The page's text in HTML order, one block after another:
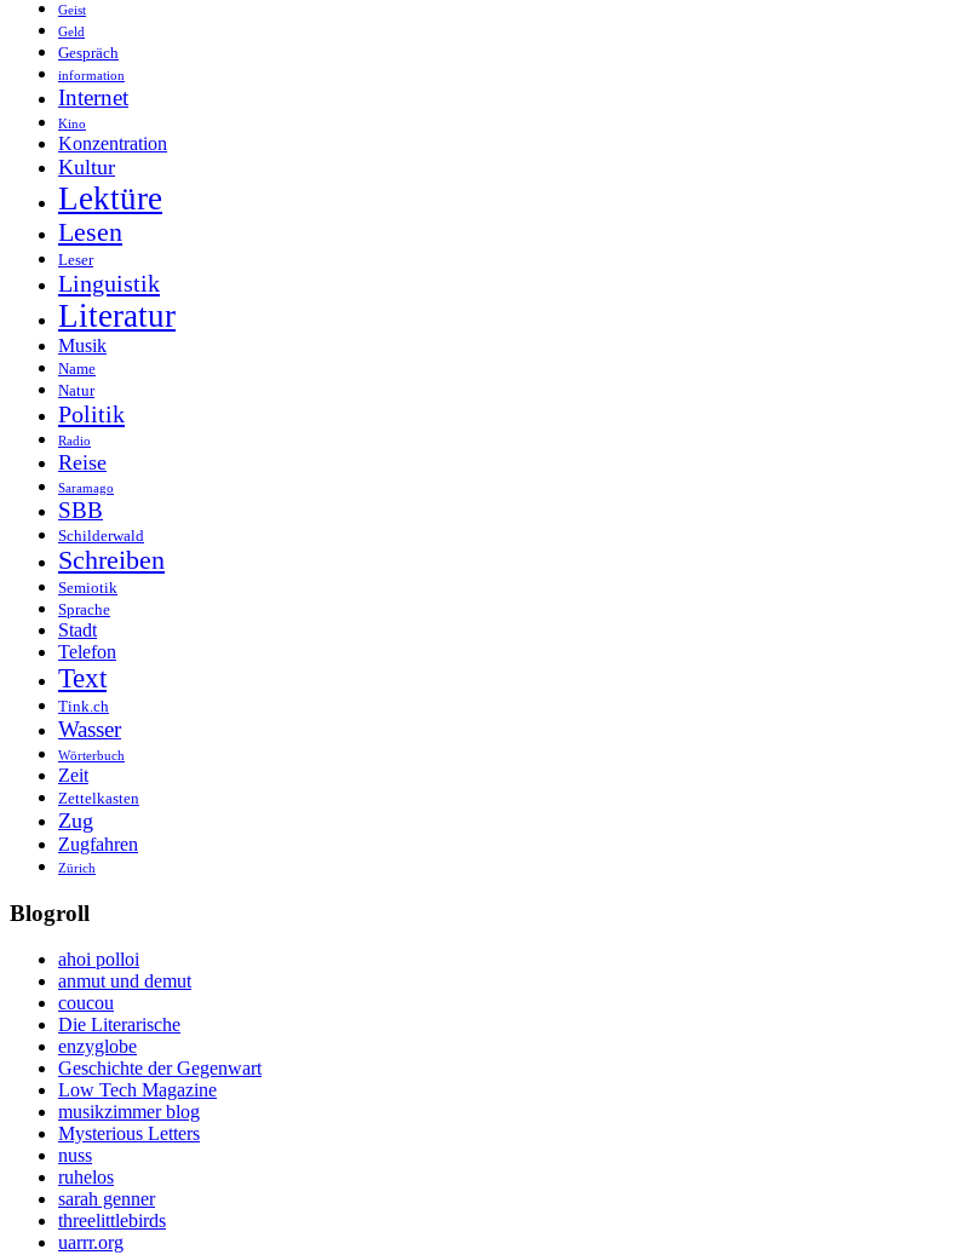
Geist
Geld
Gespräch
information
Internet
Kino
Konzentration
Kultur
Lektüre
Lesen
Leser
Linguistik
Literatur
Musik
Name
Natur
Politik
Radio
Reise
Saramago
SBB
Schilderwald
Schreiben
Semiotik
Sprache
Stadt
Telefon
Text
Tink.ch
Wasser
Wörterbuch
Zeit
Zettelkasten
Zug
Zugfahren
Zürich
Blogroll
ahoi polloi
anmut und demut
coucou
Die Literarische
enzyglobe
Geschichte der Gegenwart
Low Tech Magazine
musikzimmer blog
Mysterious Letters
nuss
ruhelos
sarah genner
threelittlebirds
uarrr.org